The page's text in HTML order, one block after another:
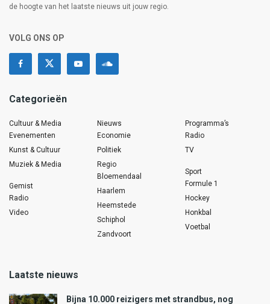
de hoogte van het laatste nieuws uit jouw regio.
VOLG ONS OP
Categorieën
Cultuur & Media
Evenementen
Kunst & Cultuur
Muziek & Media
Gemist
Radio
Video
Nieuws
Economie
Politiek
Regio
Bloemendaal
Haarlem
Heemstede
Schiphol
Zandvoort
Programma’s
Radio
TV
Sport
Formule 1
Hockey
Honkbal
Voetbal
Laatste nieuws
Bijna 10.000 reizigers met strandbus, nog